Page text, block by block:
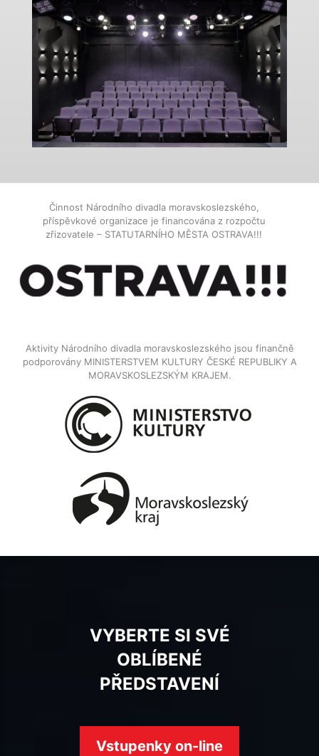
Činnost Národního divadla moravskoslezského,
příspěvkové organizace je financována z rozpočtu
zřizovatele – STATUTARNÍHO MĚSTA OSTRAVA!!!
Aktivity Národního divadla moravskoslezského jsou finančně
podporovány MINISTERSTVEM KULTURY ČESKÉ REPUBLIKY A
MORAVSKOSLEZSKÝM KRAJEM.
VYBERTE SI SVÉ
OBLÍBENÉ
PŘEDSTAVENÍ
Vstupenky on-line